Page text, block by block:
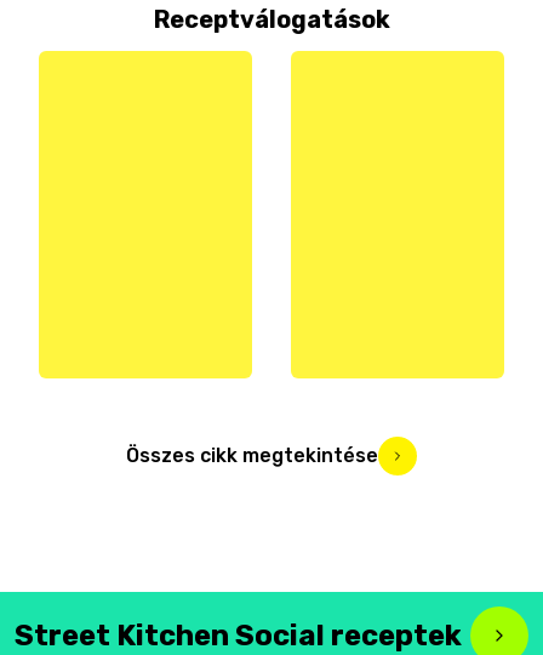
Receptválogatások
Összes cikk megtekintése
Street Kitchen Social receptek